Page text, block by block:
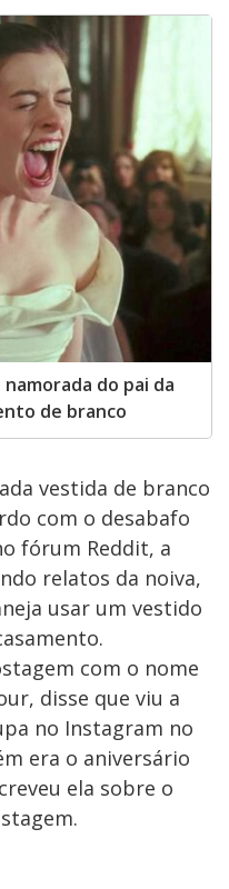
do pai da
de branco
vestida de branco
com o desabafo
fórum Reddit, a
relatos da noiva,
usar um vestido
com o nome
disse que viu a
no Instagram no
era o aniversário
ela sobre o